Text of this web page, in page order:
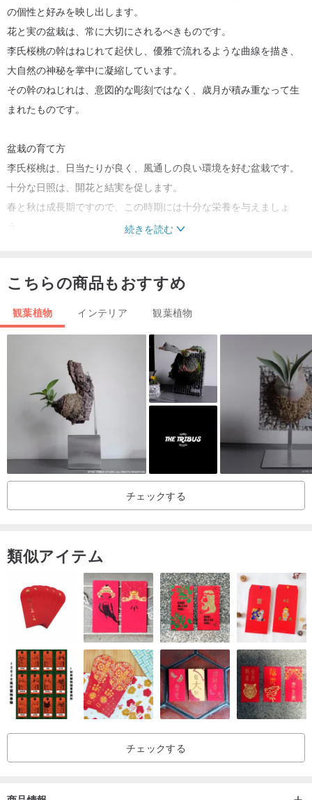
の個性と好みを映し出します。
花と実の盆栽は、常に大切にされるべきものです。
李氏桜桃の幹はねじれて起伏し、優雅で流れるような曲線を描き、
大自然の神秘を掌中に凝縮しています。
その幹のねじれは、意図的な彫刻ではなく、歳月が積み重なって生
まれたものです。
盆栽の育て方
李氏桜桃は、日当たりが良く、風通しの良い環境を好む盆栽です。
十分な日照は、開花と結実を促します。
春と秋は成長期ですので、この時期には十分な栄養を与えましょ
適切な光、風通し、水分、栄養の管理が、李氏桜桃を育てる鍵とな
ります。
植物への水やりは、土の表面が少し乾いたとき、または鉢土の表面
の色が薄くなったときに与えましょう。
水やりは毎回、鉢底から水が流れ出るまでたっぷりと与えてくださ
水やりは適時かつ規則的に行い、土が乾燥しすぎるまで待たないよ
うにしましょう。
長時間の水不足は、植物の細胞を傷つけ、枯死に至る可能性があり
これにより土壌の酸素不足が起こりやすく、植物の根が腐敗して枯
れる原因となります。
夏の高温期には、霧吹きを使って枝葉に水を吹きかけ、湿度を保つ
ことができます。
霧吹きをする際に、希釈した液体肥料を少量加えることで、成長に
必要な栄養素を供給できます。
盆栽の育成過程では、適度な剪定や改作を行います。植物は四季の
成長に伴い変化し、樹形も多少異なりますので、ご不明な点がござ
いましたらお気軽にお問い合わせください。
IG :sparrowbonsai
続きを読む
こちらの商品もおすすめ
観葉植物 インテリア 観葉植物
チェックする
類似アイテム
チェックする